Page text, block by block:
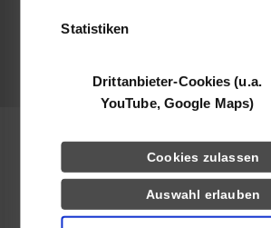
Statistiken
Drittanbieter-Cookies (u.a.
YouTube, Google Maps)
Cookies zulassen
Auswahl erlauben
EUCHNER GmbH + Co. KG